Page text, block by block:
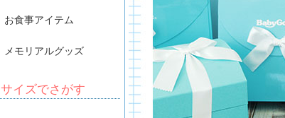
お食事アイテム
メモリアルグッズ
サイズでさがす